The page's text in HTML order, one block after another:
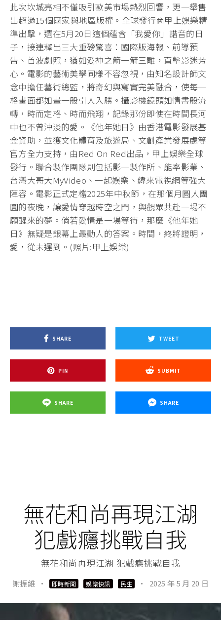
此次坎城亮相不僅吸引歐美市場熱烈回響，更一舉售
出超過15個國家與地區版權。全球發行商甲上娛樂精
準出擊，選在5月20日這個蘊含「我愛你」諧音的日
子，接連釋出三大重磅驚喜：國際版海報、前導預
告、首波劇照，猶如愛神之箭一箭三雕，直擊影迷芳
心。電影的藝術美學同樣不容忽視，由知名設計師文
念中擔任藝術總監，將奇幻與寫實完美融合，使每一
格畫面都如畫一般引人入勝。攝影機鏡頭如情書般流
轉，時而定格、時而飛翔，記錄那份即使在時間長河
中也不曾沖淡的愛。《他年她日》由香港電影發展基
金資助，並獲文化體育及旅遊局、文創產業發展處等
官方全力支持，由Red On Red出品，甲上娛樂全球
發行。聯合製作團隊則包括影一製作所、能率影業、
台灣大哥大MyVideo、一起娛樂、緯來電視網等強大
陣容。電影正式定檔2025年中秋節，在那個月圓人團
圓的夜晚，讓愛情穿越時空之門，與觀眾共赴一場不
願醒來的夢。倘若愛情是一場等待，那麼《他年她
日》無疑是銀幕上最動人的答案。時間，終將證明，
愛，從未遲到。(照片:甲上娛樂)
SHARE TWEET
PIN SUBMIT
SHARE SHARE
無花和尚再現江湖
犯戲癮挑戰自我
無花和尚再現江湖 犯戲癮挑戰自我
謝振維 · 即時新聞 娛樂快訊 民生 · 2025 年 5 月 20 日